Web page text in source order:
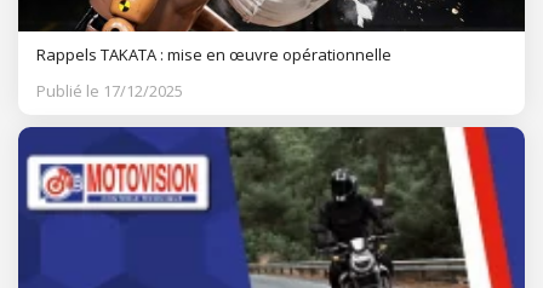
Rappels TAKATA : mise en œuvre opérationnelle
Publié le 17/12/2025